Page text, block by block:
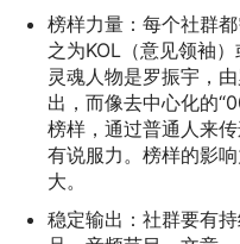
榜样力量：每个社群
之为KOL（意见领袖
灵魂人物是罗振宇，
出，而像去中心化的
榜样，通过普通人来
有说服力。榜样的影
大。
稳定输出：社群要有